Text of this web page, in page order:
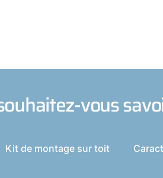
vous
Kit de montage sur toit